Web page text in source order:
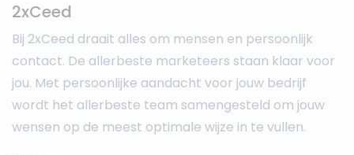
2xCeed
Bij 2xCeed draait alles om mensen en persoonlijk
contact. De allerbeste marketeers staan klaar voor
jou. Met persoonlijke aandacht voor jouw bedrijf
wordt het allerbeste team samengesteld om jouw
wensen op de meest optimale wijze in te vullen.